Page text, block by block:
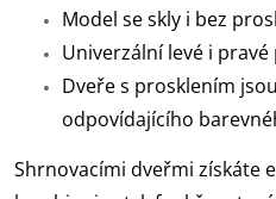
Model se skly i bez
Univerzální levé i
Dveře s prosklením
odpovídajícího
Shrnovacími dveřmi získáte